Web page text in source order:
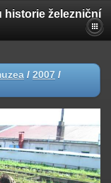
historie železniční
/ 2007 /